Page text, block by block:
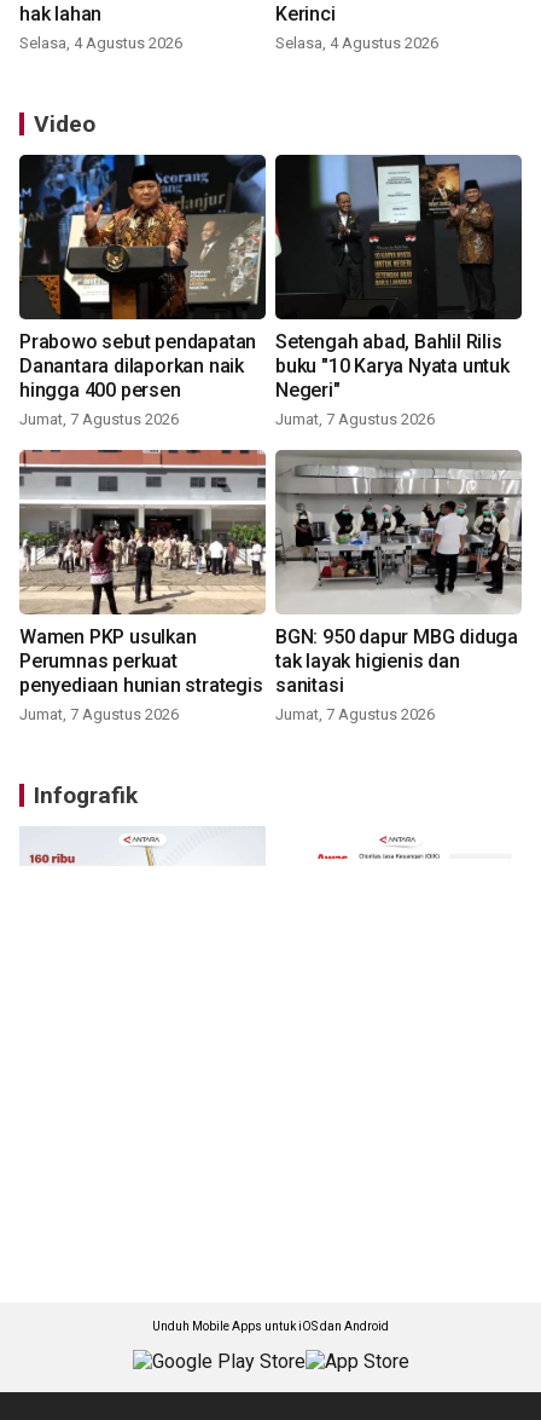
hak lahan
Selasa, 4 Agustus 2026
Kerinci
Selasa, 4 Agustus 2026
Video
Prabowo sebut pendapatan
Danantara dilaporkan naik
hingga 400 persen
Jumat, 7 Agustus 2026
Setengah abad, Bahlil Rilis
buku "10 Karya Nyata untuk
Negeri"
Jumat, 7 Agustus 2026
Wamen PKP usulkan
Perumnas perkuat
penyediaan hunian strategis
Jumat, 7 Agustus 2026
BGN: 950 dapur MBG diduga
tak layak higienis dan
sanitasi
Jumat, 7 Agustus 2026
Infografik
Unduh Mobile Apps untuk iOS dan Android